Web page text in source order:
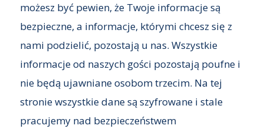
możesz być pewien, że Twoje informacje są
bezpieczne, a informacje, którymi chcesz się z
nami podzielić, pozostają u nas. Wszystkie
informacje od naszych gości pozostają poufne i
nie będą ujawniane osobom trzecim. Na tej
stronie wszystkie dane są szyfrowane i stale
pracujemy nad bezpieczeństwem